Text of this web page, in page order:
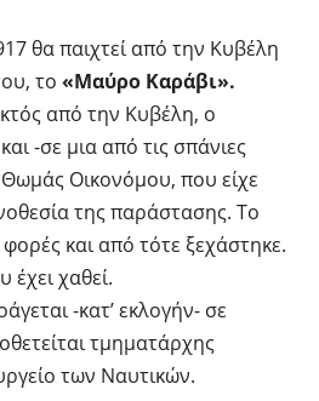
θα παιχτεί από την Κυβέλη
το «Μαύρο Καράβι».
από την Κυβέλη, ο
-σε μια από τις σπάνιες
Θωμάς Οικονόμου, που είχε
της παράστασης. Το
και από τότε ξεχάστηκε.
έχει χαθεί.
-κατ’ εκλογήν- σε
τμηματάρχης
των Ναυτικών.